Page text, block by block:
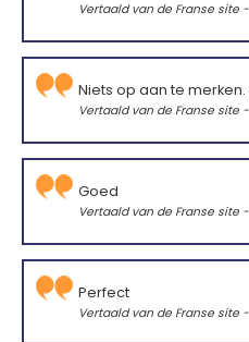
Vertaald van de Franse site -
Niets op aan te
Vertaald van de Franse site -
Goed
Vertaald van de Franse site -
Perfect
Vertaald van de Franse site -